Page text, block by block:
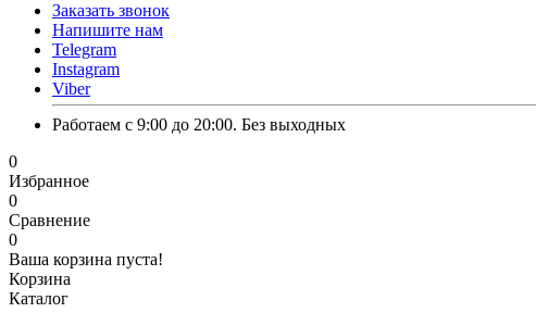
Заказать звонок
Напишите нам
Telegram
Instagram
Viber
Работаем с 9:00 до 20:00. Без выходных
0
Избранное
0
Сравнение
0
Ваша корзина пуста!
Корзина
Каталог